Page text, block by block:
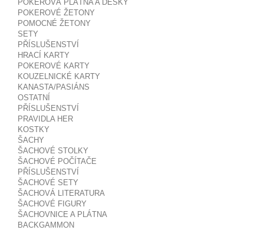
POKEROVÁ PLÁTNA A DESKY
POKEROVÉ ŽETONY
POMOCNÉ ŽETONY
SETY
PŘÍSLUŠENSTVÍ
HRACÍ KARTY
POKEROVÉ KARTY
KOUZELNICKÉ KARTY
KANASTA/PASIÁNS
OSTATNÍ
PŘÍSLUŠENSTVÍ
PRAVIDLA HER
KOSTKY
ŠACHY
ŠACHOVÉ STOLKY
ŠACHOVÉ POČÍTAČE
PŘÍSLUŠENSTVÍ
ŠACHOVÉ SETY
ŠACHOVÁ LITERATURA
ŠACHOVÉ FIGURY
ŠACHOVNICE A PLÁTNA
BACKGAMMON